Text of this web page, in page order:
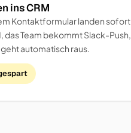
ins CRM
Kontaktformular landen sofort
das Team bekommt Slack-Push,
automatisch raus.